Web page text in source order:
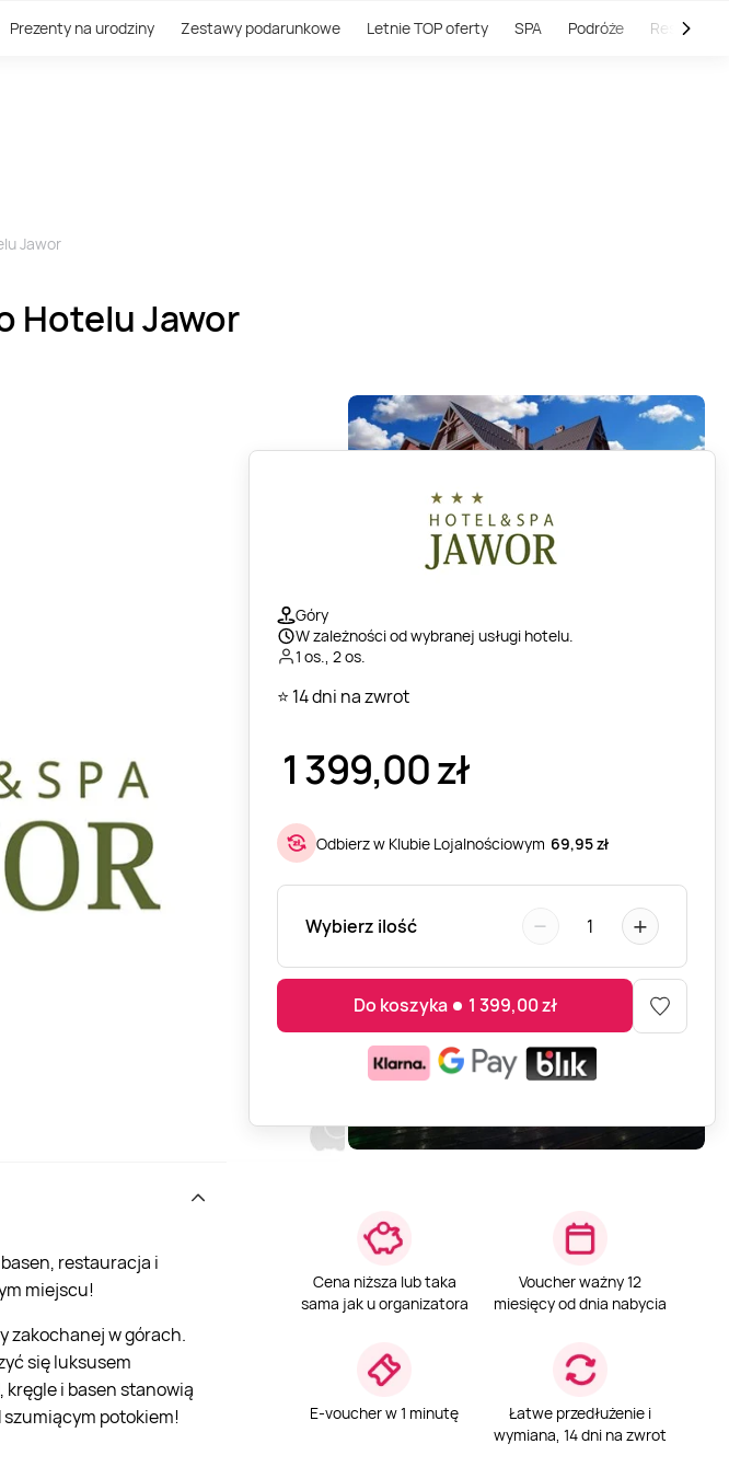
Prezenty na urodziny Zestawy podarunkowe Letnie TOP oferty SPA Podróże
Jawor
Hotelu Jawor
Góry
W zależności od wybranej usługi hotelu.
1 os., 2 os.
⭐ 14 dni na zwrot
1 399,00zł
Odbierz w Klubie Lojalnościowym 69,95 zł
Wybierz ilość − 1 +
Do koszyka 1 399,00zł
Cena niższa lub taka
sama jak u organizatora
Voucher ważny 12
miesięcy od dnia nabycia
E-voucher w 1 minutę
Łatwe przedłużenie i
wymiana, 14 dni na zwrot
restauracja i
miejscu!
zakochanej w górach.
się luksusem
i basen stanowią
szumiącym potokiem!